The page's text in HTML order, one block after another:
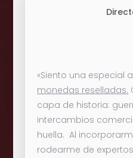
«Siento una especial
monedas reselladas.
capa de historia:
intercambios
huella. Al
rodearme de